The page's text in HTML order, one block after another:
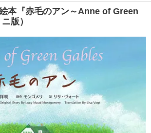
本『赤毛のアン～Anne of Green
版）